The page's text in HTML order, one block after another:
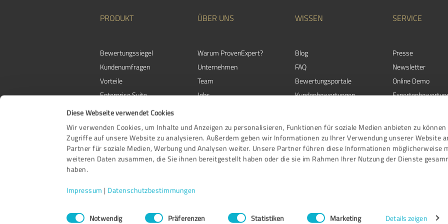
Diese Webseite verwendet Cookies
Wir verwenden Cookies, um Inhalte und Anzeigen zu personalisieren, Funktionen für soziale Medien anbieten zu können
Zugriffe auf unsere Website zu analysieren. Außerdem geben wir Informationen zu Ihrer Verwendung unserer Website
Partner für soziale Medien, Werbung und Analysen weiter. Unsere Partner führen diese Informationen möglicherweise
weiteren Daten zusammen, die Sie ihnen bereitgestellt haben oder die sie im Rahmen Ihrer Nutzung der Dienste
haben.
Impressum | Datenschutzbestimmungen
Einwilligungsauswahl
Notwendig Präferenzen Statistiken Marketing Details zeigen
PRODUKT
Bewertungssiegel
Kundenumfragen
Vorteile
Enterprise Suite
Partnerprogramm
Auszeichnungen
ÜBER UNS
Warum ProvenExpert?
Unternehmen
Team
Jobs
Kontakt
WISSEN
Blog
FAQ
Bewertungsportale
Kundenbewertungen
Bewertungs­richtlinien
Ratgeber
Events
SERVICE
Presse
Newsletter
Online Demo
ExpertCompass